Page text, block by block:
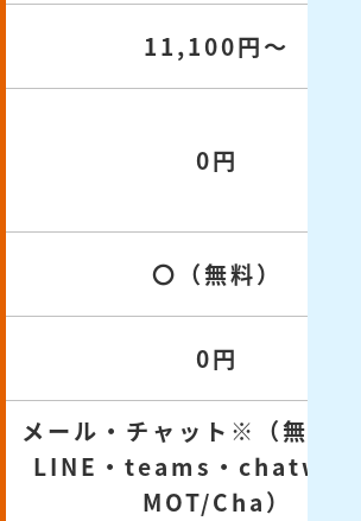
11,100円～
0円
〇（無料）
0円
メール・チャット※（無料
LINE・teams・
MOT/Cha）